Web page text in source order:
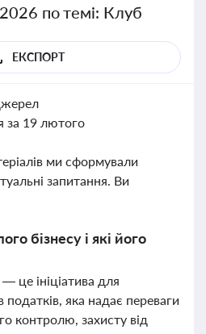
по темі: Клуб
ЕКСПОРТ
за 19 лютого
ми сформували
запитання. Ви
бізнесу і які його
це ініціатива для
податків, яка надає переваги
контролю, захисту від